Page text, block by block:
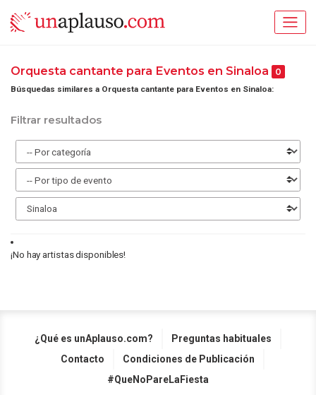
Orquesta cantante para Eventos en Sinaloa 0
Búsquedas similares a Orquesta cantante para Eventos en Sinaloa:
Filtrar resultados
¡No hay artistas disponibles!
¿Qué es unAplauso.com?
Preguntas habituales
Contacto
Condiciones de Publicación
#QueNoPareLaFiesta